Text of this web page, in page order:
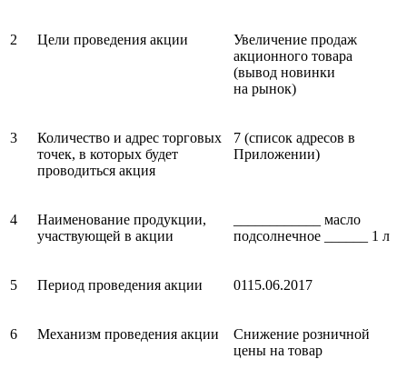
2 Цели проведения акции
Увеличение продаж
акционного товара
(вывод новинки
на рынок)
3
Количество и адрес торговых
точек, в которых будет
проводиться акция
7 (список адресов в
Приложении)
4
Наименование продукции,
участвующей в акции
____________ масло
подсолнечное ______ 1 л
5 Период проведения акции 01­15.06.2017
6 Механизм проведения акции
Снижение розничной
цены на товар